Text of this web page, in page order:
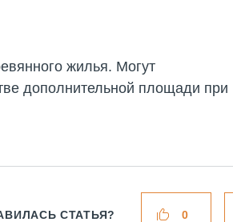
жилья. Могут
дополнительной площади при
СТАТЬЯ? 0